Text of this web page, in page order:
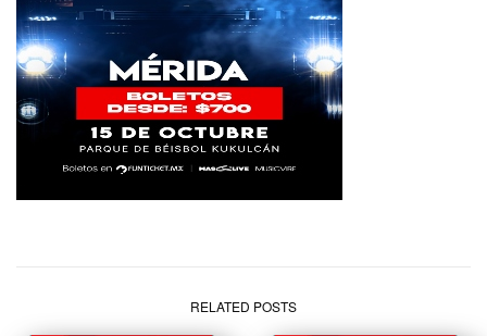
RELATED POSTS